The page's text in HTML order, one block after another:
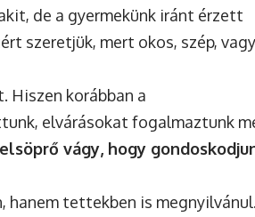
de a gyermekünk iránt érzett
szeretjük, mert okos, szép, vagy
Hiszen korábban a
elvárásokat fogalmaztunk
vágy, hogy
hanem tettekben is